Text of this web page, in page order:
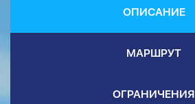
ОПИСАНИЕ
МАРШРУТ
ОГРАНИЧЕНИЯ